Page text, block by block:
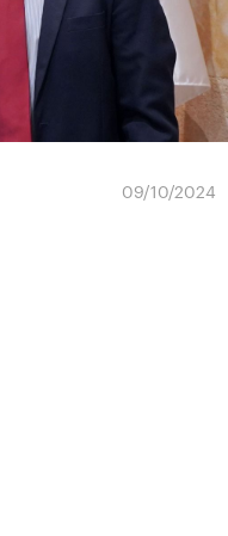
09/10/2024